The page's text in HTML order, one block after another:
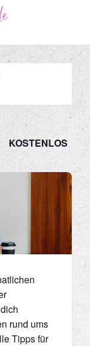
KOSTENLOS
rund ums
Tipps für